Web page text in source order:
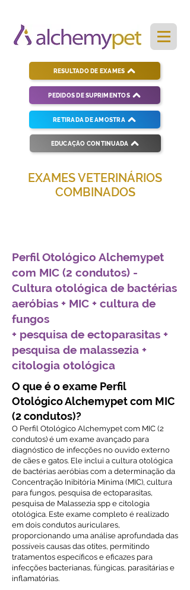
PEDIDOS DE SUPRIMENTOS
RESULTADO DE EXAMES
RETIRADA DE AMOSTRA
EDUCAÇÃO CONTINUADA
EXAMES VETERINÁRIOS
COMBINADOS
Perfil Otológico Alchemypet
com MIC (2 condutos) -
Cultura otológica de bactérias
aeróbias + MIC + cultura de
fungos
+ pesquisa de ectoparasitas +
pesquisa de malassezia +
citologia otológica
O que é o exame Perfil
Otológico Alchemypet com MIC
(2 condutos)?
O Perfil Otológico Alchemypet com MIC (2
condutos) é um exame avançado para
diagnóstico de infecções no ouvido externo
de cães e gatos. Ele inclui a cultura otológica
de bactérias aeróbias com a determinação da
Concentração Inibitória Mínima (MIC), cultura
para fungos, pesquisa de ectoparasitas,
pesquisa de Malassezia spp e citologia
otológica. Este exame completo é realizado
em dois condutos auriculares,
proporcionando uma análise aprofundada das
possíveis causas das otites, permitindo
tratamentos específicos e eficazes para
infecções bacterianas, fúngicas, parasitárias e
inflamatórias.